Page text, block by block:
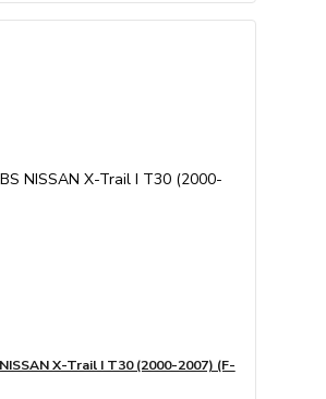
X-Trail I T30 (2000-2007) (F-